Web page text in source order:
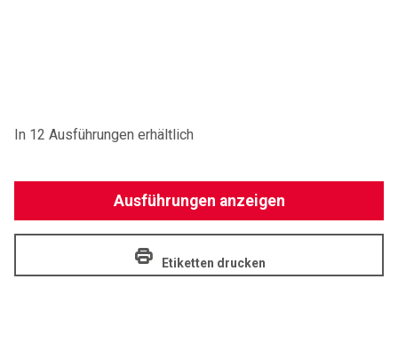
In 12 Ausführungen erhältlich
Ausführungen anzeigen
Etiketten drucken